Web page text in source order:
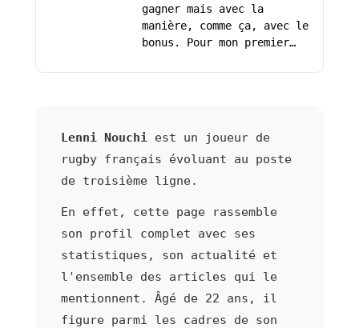
gagner mais avec la
manière, comme ça, avec le
bonus. Pour mon premier…
Lenni Nouchiest un joueur de
rugby français évoluant au poste
de troisième ligne.
En effet, cette page rassemble
son profil complet avec ses
statistiques, son actualité et
l'ensemble des articles qui le
mentionnent. Âgé de 22 ans, il
figure parmi les cadres de son